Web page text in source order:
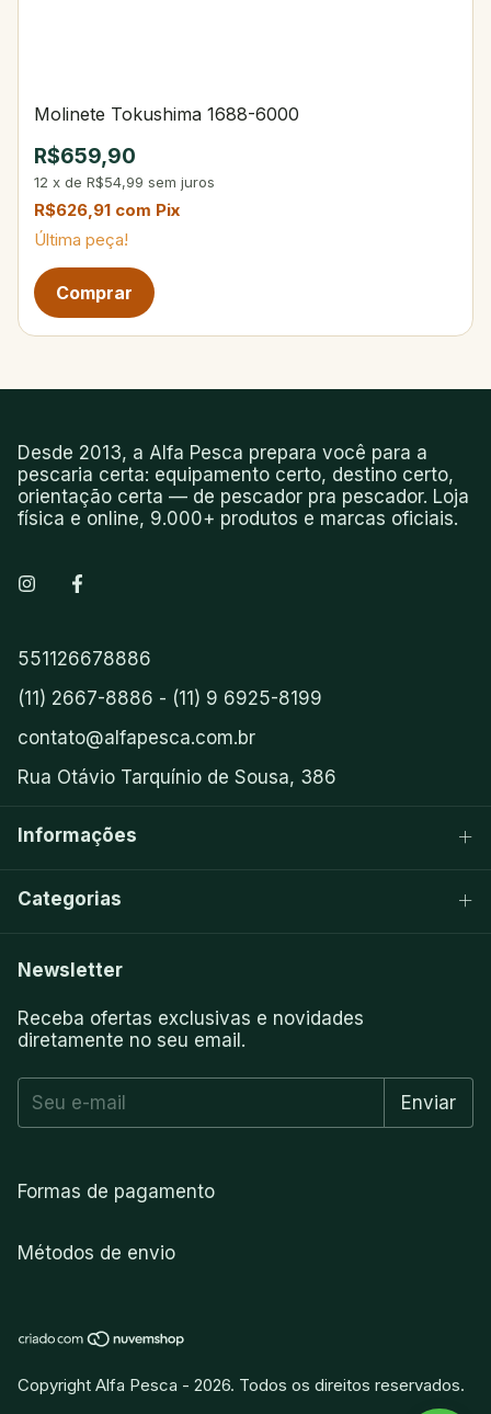
Molinete Tokushima 1688-6000
R$659,90
12 x de R$54,99 sem juros
R$626,91 com Pix
Última peça!
Desde 2013, a Alfa Pesca prepara você para a
pescaria certa: equipamento certo, destino certo,
orientação certa — de pescador pra pescador. Loja
física e online, 9.000+ produtos e marcas oficiais.
551126678886
(11) 2667-8886 - (11) 9 6925-8199
contato@alfapesca.com.br
Rua Otávio Tarquínio de Sousa, 386
Informações
Categorias
Newsletter
Receba ofertas exclusivas e novidades
diretamente no seu email.
Formas de pagamento
Métodos de envio
Copyright Alfa Pesca - 2026. Todos os direitos reservados.